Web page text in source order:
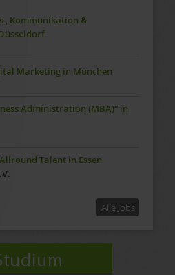
„Kommunikation &
Marketing in München
Administration (MBA)“ in
Talent in Essen
Alle Jobs